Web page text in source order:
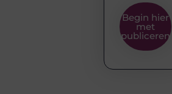
Begin hier
met
publiceren